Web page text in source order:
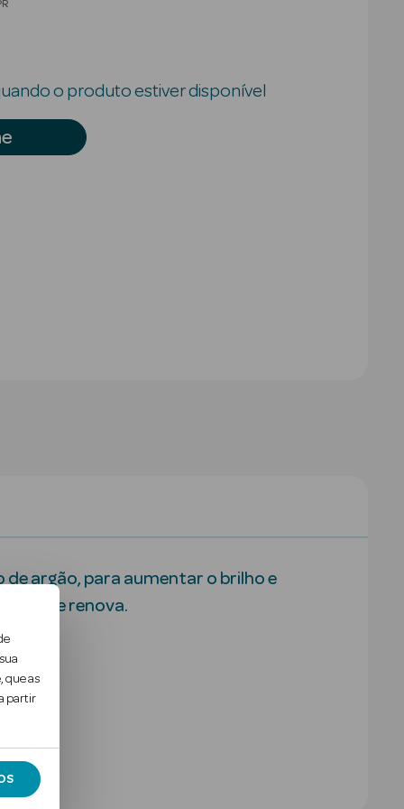
que as
partir
o produto estiver disponível
argão, para aumentar o brilho e
e renova.